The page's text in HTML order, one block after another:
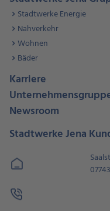
Stadtwerke Energie
Nahverkehr
Wohnen
Bäder
Karriere
Newsroom
Stadtwerke Jena